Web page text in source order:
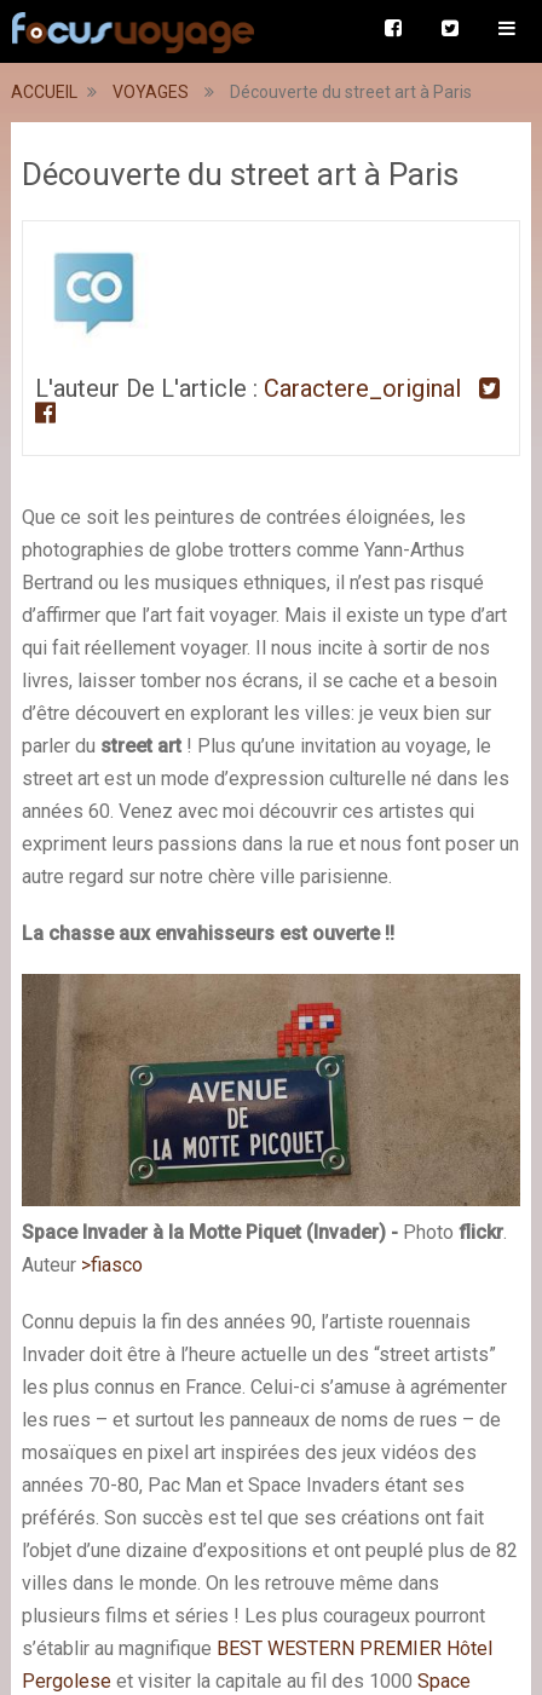
ACCUEIL VOYAGES Découverte du street art à Paris
Découverte du street art à Paris
L'auteur De L'article : Caractere_original
Que ce soit les peintures de contrées éloignées, les
photographies de globe trotters comme Yann-Arthus
Bertrand ou les musiques ethniques, il n’est pas risqué
d’affirmer que l’art fait voyager. Mais il existe un type d’art
qui fait réellement voyager. Il nous incite à sortir de nos
livres, laisser tomber nos écrans, il se cache et a besoin
d’être découvert en explorant les villes: je veux bien sur
parler du street art! Plus qu’une invitation au voyage, le
street art est un mode d’expression culturelle né dans les
années 60. Venez avec moi découvrir ces artistes qui
expriment leurs passions dans la rue et nous font poser un
autre regard sur notre chère ville parisienne.
La chasse aux envahisseurs est ouverte !!
Space Invader à la Motte Piquet (Invader) -Photo flickr.
Auteur >fiasco
Connu depuis la fin des années 90, l’artiste rouennais
Invader doit être à l’heure actuelle un des “street artists”
les plus connus en France. Celui-ci s’amuse à agrémenter
les rues – et surtout les panneaux de noms de rues – de
mosaïques en pixel art inspirées des jeux vidéos des
années 70-80, Pac Man et Space Invaders étant ses
préférés. Son succès est tel que ses créations ont fait
l’objet d’une dizaine d’expositions et ont peuplé plus de 82
villes dans le monde. On les retrouve même dans
plusieurs films et séries ! Les plus courageux pourront
s’établir au magnifique BEST WESTERN PREMIER Hôtel
Pergoleseet visiter la capitale au fil des 1000 Space